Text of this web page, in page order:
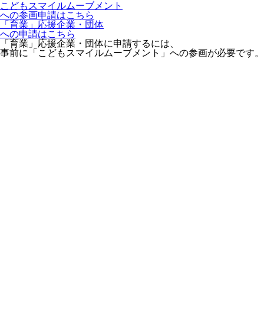
こどもスマイルムーブメント
への参画申請はこちら
「育業」応援企業・団体
への申請はこちら
「育業」応援企業・団体に申請するには、
事前に「こどもスマイルムーブメント」への参画が必要です。